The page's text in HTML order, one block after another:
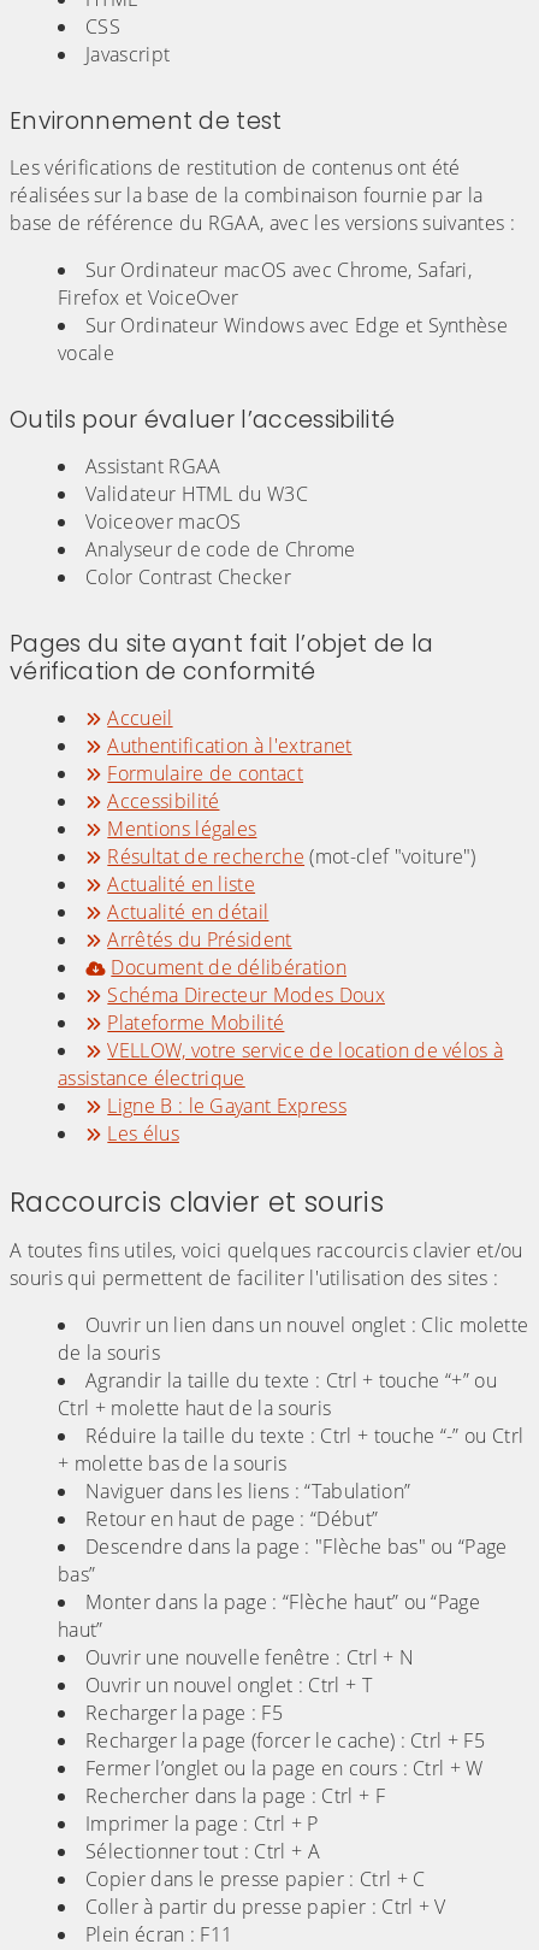
CSS
Javascript
Environnement de test
Les vérifications de restitution de contenus ont été
réalisées sur la base de la combinaison fournie par la
base de référence du RGAA, avec les versions suivantes :
Sur Ordinateur macOS avec Chrome, Safari,
Firefox et VoiceOver
Sur Ordinateur Windows avec Edge et Synthèse
vocale
Outils pour évaluer l’accessibilité
Assistant RGAA
Validateur HTML du W3C
Voiceover macOS
Analyseur de code de Chrome
Color Contrast Checker
Pages du site ayant fait l’objet de la
vérification de conformité
Accueil
Authentification à l'extranet
Formulaire de contact
Accessibilité
Mentions légales
Résultat de recherche (mot-clef "voiture")
Actualité en liste
Actualité en détail
Arrêtés du Président
Document de délibération
Schéma Directeur Modes Doux
Plateforme Mobilité
VELLOW, votre service de location de vélos à
assistance électrique
Ligne B : le Gayant Express
Les élus
Raccourcis clavier et souris
A toutes fins utiles, voici quelques raccourcis clavier et/ou
souris qui permettent de faciliter l'utilisation des sites :
Ouvrir un lien dans un nouvel onglet : Clic molette
de la souris
Agrandir la taille du texte : Ctrl + touche “+” ou
Ctrl + molette haut de la souris
Réduire la taille du texte : Ctrl + touche “-” ou Ctrl
+ molette bas de la souris
Naviguer dans les liens : “Tabulation”
Retour en haut de page : “Début”
Descendre dans la page : "Flèche bas" ou “Page
bas”
Monter dans la page : “Flèche haut” ou “Page
haut”
Ouvrir une nouvelle fenêtre : Ctrl + N
Ouvrir un nouvel onglet : Ctrl + T
Recharger la page : F5
Recharger la page (forcer le cache) : Ctrl + F5
Fermer l’onglet ou la page en cours : Ctrl + W
Rechercher dans la page : Ctrl + F
Imprimer la page : Ctrl + P
Sélectionner tout : Ctrl + A
Copier dans le presse papier : Ctrl + C
Coller à partir du presse papier : Ctrl + V
Plein écran : F11